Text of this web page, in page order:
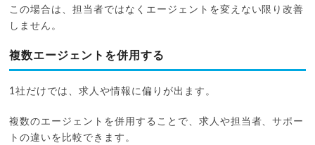
この場合は、担当者ではなくエージェントを変えない限り改善
しません。
複数エージェントを併用する
1社だけでは、求人や情報に偏りが出ます。
複数のエージェントを併用することで、求人や担当者、サポー
トの違いを比較できます。